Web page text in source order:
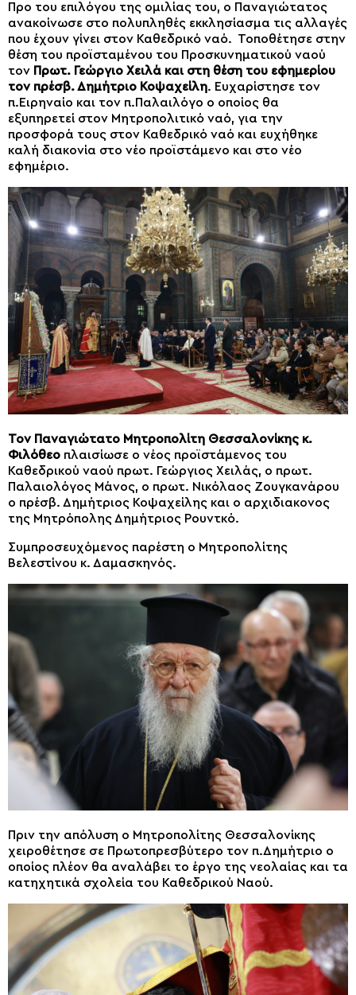
Προ του επιλόγου της ομιλίας του, ο Παναγιώτατος
ανακοίνωσε στο πολυπληθές εκκλησίασμα τις αλλαγές
που έχουν γίνει στον Καθεδρικό ναό. Τοποθέτησε στην
θέση του προϊσταμένου του Προσκυνηματικού ναού
τον Πρωτ. Γεώργιο Χειλά και στη θέση του εφημερίου
τον πρέσβ.Δημήτριο Κοψαχείλη. Ευχαρίστησε τον
π.Ειρηναίο και τον π.Παλαιλόγο ο οποίος θα
εξυπηρετεί στον Μητροπολιτικό ναό, για την
προσφορά τους στον Καθεδρικό ναό και ευχήθηκε
καλή διακονία στο νέο προϊστάμενο και στο νέο
εφημέριο.
Τον Παναγιώτατο Μητροπολίτη Θεσσαλονίκης κ.
Φιλόθεο πλαισίωσε ο νέος προϊστάμενος του
Καθεδρικού ναού πρωτ. Γεώργιος Χειλάς, ο πρωτ.
Παλαιολόγος Μάνος, ο πρωτ. Νικόλαος Ζουγκανάρου
ο πρέσβ. Δημήτριος Κοψαχείλης και ο αρχιδιακονος
της Μητρόπολης Δημήτριος Ρουντκό.
Συμπροσευχόμενος παρέστη ο Μητροπολίτης
Βελεστίνου κ. Δαμασκηνός.
Πριν την απόλυση ο Μητροπολίτης Θεσσαλονίκης
χειροθέτησε σε Πρωτοπρεσβύτερο τον π.Δημήτριο ο
οποίος πλέον θα αναλάβει το έργο της νεολαίας και τα
κατηχητικά σχολεία του Καθεδρικού Ναού.